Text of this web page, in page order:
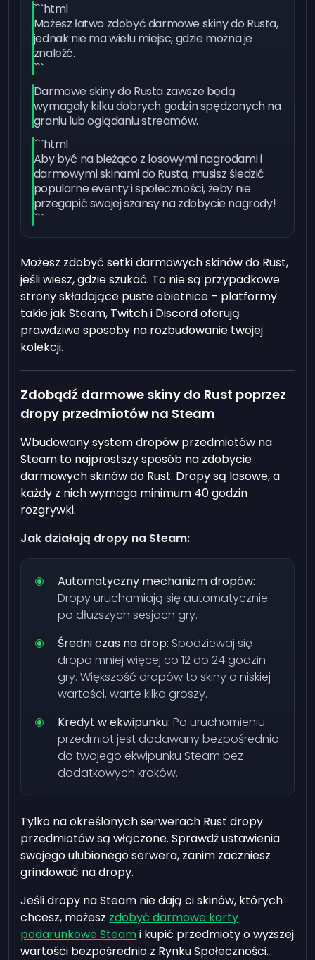
```html
Możesz łatwo zdobyć darmowe skiny do Rusta,
jednak nie ma wielu miejsc, gdzie można je
znaleźć.
```
Darmowe skiny do Rusta zawsze będą
wymagały kilku dobrych godzin spędzonych na
graniu lub oglądaniu streamów.
```html
Aby być na bieżąco z losowymi nagrodami i
darmowymi skinami do Rusta, musisz śledzić
popularne eventy i społeczności, żeby nie
przegapić swojej szansy na zdobycie nagrody!
```
Możesz zdobyć setki darmowych skinów do Rust,
jeśli wiesz, gdzie szukać. To nie są przypadkowe
strony składające puste obietnice – platformy
takie jak Steam, Twitch i Discord oferują
prawdziwe sposoby na rozbudowanie twojej
kolekcji.
Zdobądź darmowe skiny do Rust poprzez
dropy przedmiotów na Steam
Wbudowany system dropów przedmiotów na
Steam to najprostszy sposób na zdobycie
darmowych skinów do Rust. Dropy są losowe, a
każdy z nich wymaga minimum 40 godzin
rozgrywki.
Jak działają dropy na Steam:
Automatyczny mechanizm dropów:
Dropy uruchamiają się automatycznie
po dłuższych sesjach gry.
Średni czas na drop: Spodziewaj się
dropa mniej więcej co 12 do 24 godzin
gry. Większość dropów to skiny o niskiej
wartości, warte kilka groszy.
Kredyt w ekwipunku: Po uruchomieniu
przedmiot jest dodawany bezpośrednio
do twojego ekwipunku Steam bez
dodatkowych kroków.
Tylko na określonych serwerach Rust dropy
przedmiotów są włączone. Sprawdź ustawienia
swojego ulubionego serwera, zanim zaczniesz
grindować na dropy.
Jeśli dropy na Steam nie dają ci skinów, których
chcesz, możesz zdobyć darmowe karty
podarunkowe Steami kupić przedmioty o wyższej
wartości bezpośrednio z Rynku Społeczności.